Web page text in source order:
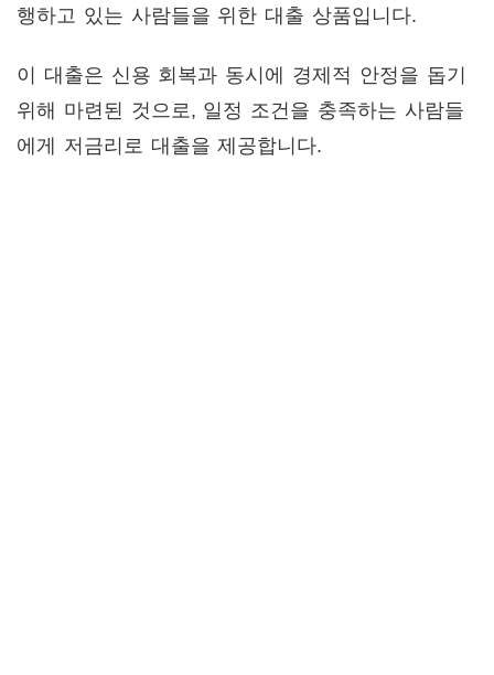
행하고 있는 사람들을 위한 대출 상품입니다.
이 대출은 신용 회복과 동시에 경제적 안정을 돕기
위해 마련된 것으로, 일정 조건을 충족하는 사람들
에게 저금리로 대출을 제공합니다.